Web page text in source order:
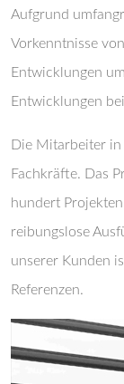
Aufgrund
Vorkenntnisse
Entwicklungen
Entwicklungen
Die Mitarbeiter
Fachkräfte. Das
hundert
reibungslose
unserer Kunden
Referenzen.